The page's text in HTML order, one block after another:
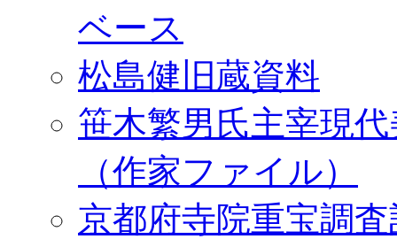
ベース
松島健旧蔵資料
笹木繁男氏主宰現
（作家ファイル）
京都府寺院重宝調